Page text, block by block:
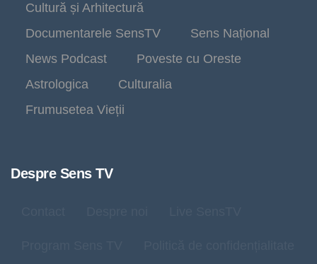
Cultură și Arhitectură
Documentarele SensTV
Sens Național
News Podcast
Poveste cu Oreste
Astrologica
Culturalia
Frumusetea Vieții
Despre Sens TV